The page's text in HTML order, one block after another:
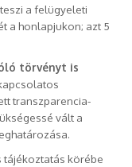
a felügyeleti
a honlapjukon; azt 5
törvényt is
transzparencia-
vált a
tájékoztatás körébe